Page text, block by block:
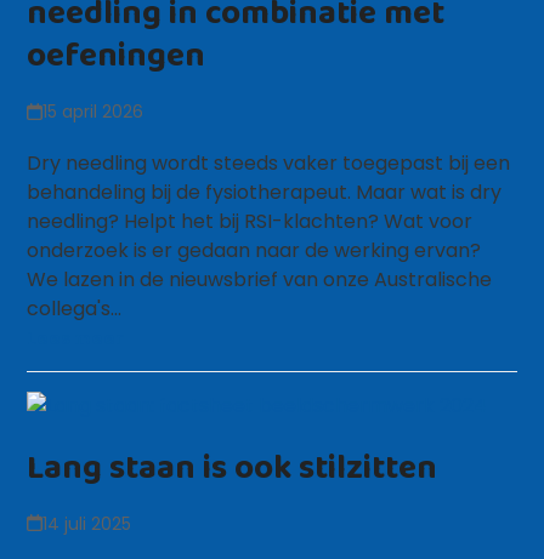
needling in combinatie met
oefeningen
15 april 2026
Dry needling wordt steeds vaker toegepast bij een
behandeling bij de fysiotherapeut. Maar wat is dry
needling? Helpt het bij RSI-klachten? Wat voor
onderzoek is er gedaan naar de werking ervan?
We lazen in de nieuwsbrief van onze Australische
collega's…
Lang staan is ook stilzitten
14 juli 2025